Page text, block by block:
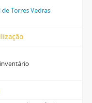
Torres Vedras